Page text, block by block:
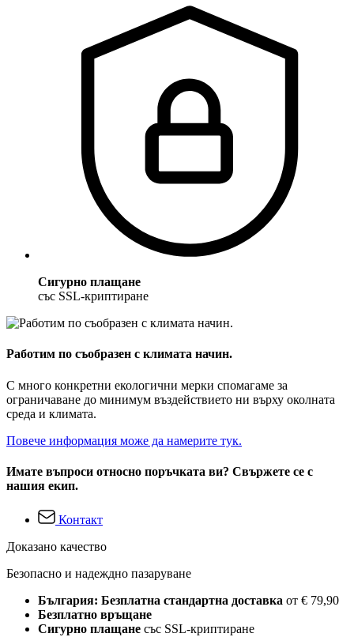
Сигурно плащане
със SSL-криптиране
Работим по съобразен с климата начин.
С много конкретни екологични мерки спомагаме за
ограничаване до минимум въздействието ни върху околната
среда и климата.
Повече информация може да намерите тук.
Имате въпроси относно поръчката ви? Свържете се с
нашия екип.
Контакт
Доказано качество
Безопасно и надеждно пазаруване
България: Безплатна стандартна доставка от € 79,90
Безплатно връщане
Сигурно плащане със SSL-криптиране